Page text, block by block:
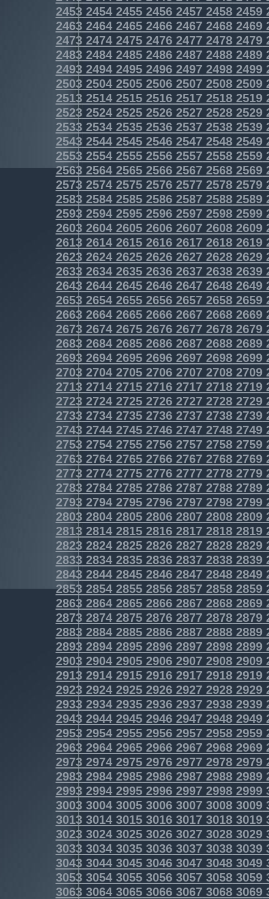
2453245424552456245724582459
2463246424652466246724682469
2473247424752476247724782479
2483248424852486248724882489
2493249424952496249724982499
2503250425052506250725082509
2513251425152516251725182519
2523252425252526252725282529
2533253425352536253725382539
2543254425452546254725482549
2553255425552556255725582559
2563256425652566256725682569
2573257425752576257725782579
2583258425852586258725882589
2593259425952596259725982599
2603260426052606260726082609
2613261426152616261726182619
2623262426252626262726282629
2633263426352636263726382639
2643264426452646264726482649
2653265426552656265726582659
2663266426652666266726682669
2673267426752676267726782679
2683268426852686268726882689
2693269426952696269726982699
2703270427052706270727082709
2713271427152716271727182719
2723272427252726272727282729
2733273427352736273727382739
2743274427452746274727482749
2753275427552756275727582759
2763276427652766276727682769
2773277427752776277727782779
2783278427852786278727882789
2793279427952796279727982799
2803280428052806280728082809
2813281428152816281728182819
2823282428252826282728282829
2833283428352836283728382839
2843284428452846284728482849
2853285428552856285728582859
2863286428652866286728682869
2873287428752876287728782879
2883288428852886288728882889
2893289428952896289728982899
2903290429052906290729082909
2913291429152916291729182919
2923292429252926292729282929
2933293429352936293729382939
2943294429452946294729482949
2953295429552956295729582959
2963296429652966296729682969
2973297429752976297729782979
2983298429852986298729882989
2993299429952996299729982999
3003300430053006300730083009
3013301430153016301730183019
3023302430253026302730283029
3033303430353036303730383039
3043304430453046304730483049
3053305430553056305730583059
3063306430653066306730683069